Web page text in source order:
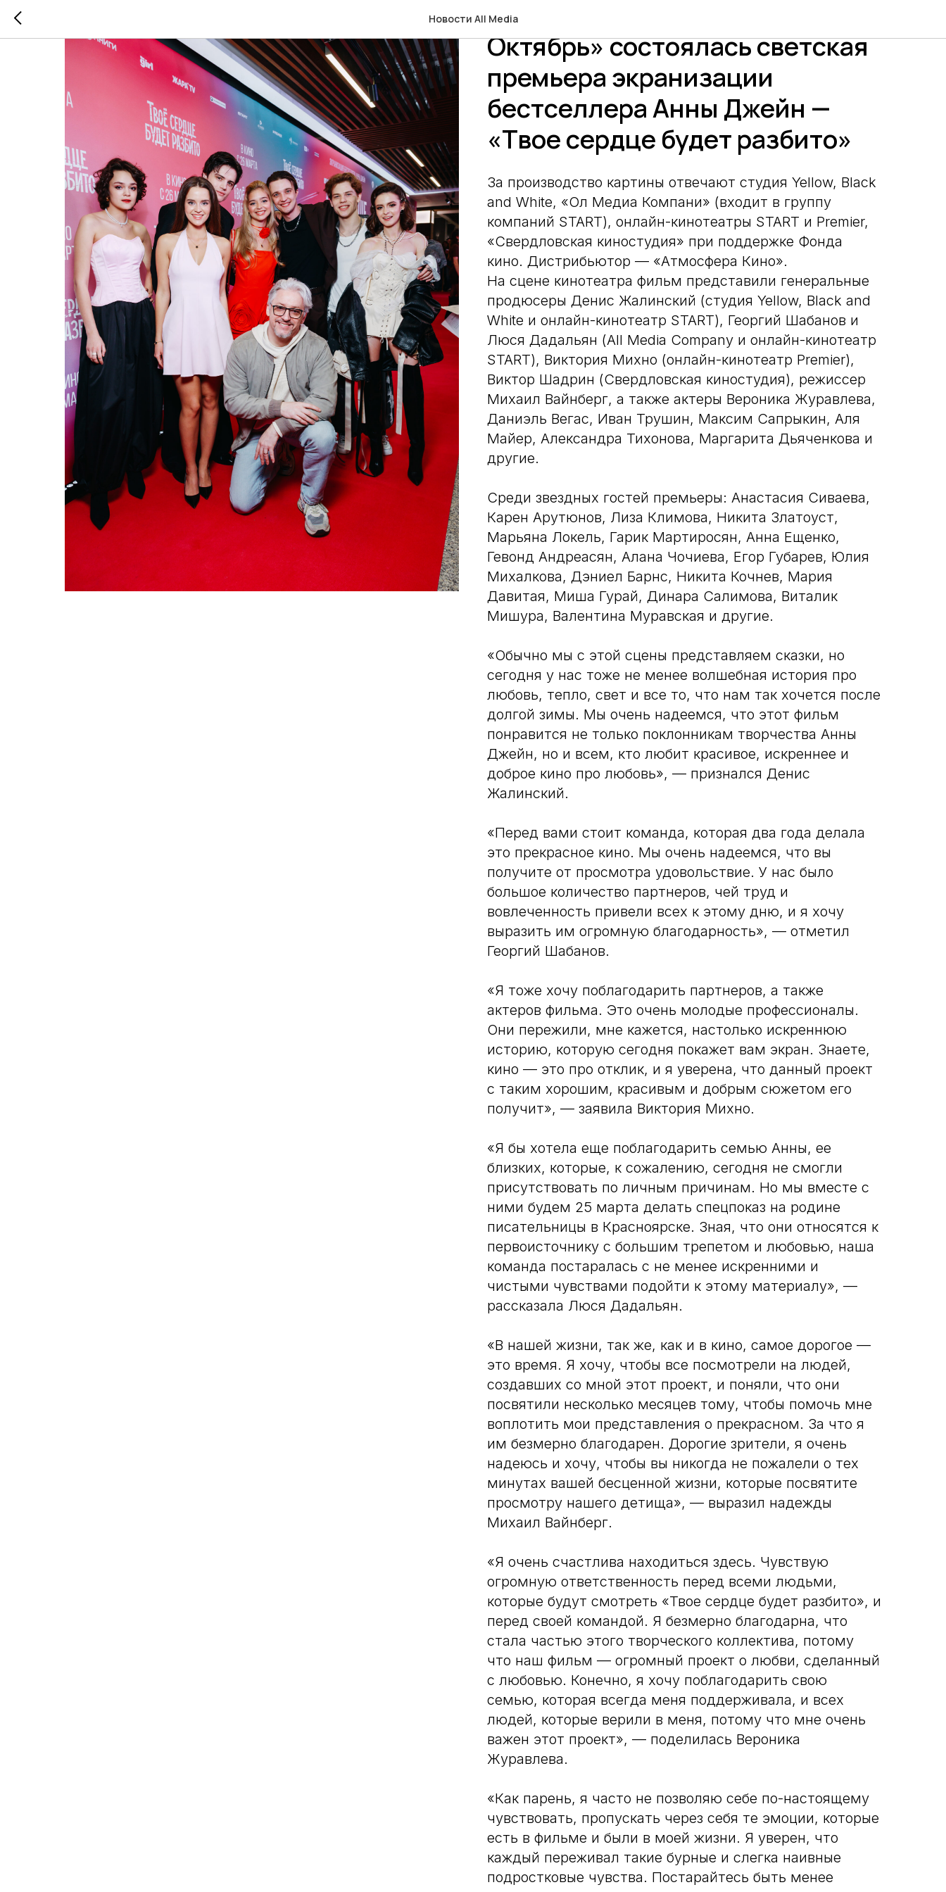
Новости All Media23 марта в кинотеатре «КАРО 11
Октябрь» состоялась светская
премьера экранизации
бестселлера Анны Джейн —
«Твое сердце будет разбито»
За производство картины отвечают студия Yellow, Black
and White, «Ол Медиа Компани» (входит в группу
компаний START), онлайн-кинотеатры START и Premier,
«Свердловская киностудия» при поддержке Фонда
кино. Дистрибьютор — «Атмосфера Кино».
На сцене кинотеатра фильм представили генеральные
продюсеры Денис Жалинский (студия Yellow, Black and
White и онлайн-кинотеатр START), Георгий Шабанов и
Люся Дадальян (All Media Company и онлайн-кинотеатр
START), Виктория Михно (онлайн-кинотеатр Premier),
Виктор Шадрин (Свердловская киностудия), режиссер
Михаил Вайнберг, а также актеры Вероника Журавлева,
Даниэль Вегас, Иван Трушин, Максим Сапрыкин, Аля
Майер, Александра Тихонова, Маргарита Дьяченкова и
другие.
Среди звездных гостей премьеры: Анастасия Сиваева,
Карен Арутюнов, Лиза Климова, Никита Златоуст,
Марьяна Локель, Гарик Мартиросян, Анна Ещенко,
Гевонд Андреасян, Алана Чочиева, Егор Губарев, Юлия
Михалкова, Дэниел Барнс, Никита Кочнев, Мария
Давитая, Миша Гурай, Динара Салимова, Виталик
Мишура, Валентина Муравская и другие.
«Обычно мы с этой сцены представляем сказки, но
сегодня у нас тоже не менее волшебная история про
любовь, тепло, свет и все то, что нам так хочется после
долгой зимы. Мы очень надеемся, что этот фильм
понравится не только поклонникам творчества Анны
Джейн, но и всем, кто любит красивое, искреннее и
доброе кино про любовь», — признался Денис
Жалинский.
«Перед вами стоит команда, которая два года делала
это прекрасное кино. Мы очень надеемся, что вы
получите от просмотра удовольствие. У нас было
большое количество партнеров, чей труд и
вовлеченность привели всех к этому дню, и я хочу
выразить им огромную благодарность», — отметил
Георгий Шабанов.
«Я тоже хочу поблагодарить партнеров, а также
актеров фильма. Это очень молодые профессионалы.
Они пережили, мне кажется, настолько искреннюю
историю, которую сегодня покажет вам экран. Знаете,
кино — это про отклик, и я уверена, что данный проект
с таким хорошим, красивым и добрым сюжетом его
получит», — заявила Виктория Михно.
«Я бы хотела еще поблагодарить семью Анны, ее
близких, которые, к сожалению, сегодня не смогли
присутствовать по личным причинам. Но мы вместе с
ними будем 25 марта делать спецпоказ на родине
писательницы в Красноярске. Зная, что они относятся к
первоисточнику с большим трепетом и любовью, наша
команда постаралась с не менее искренними и
чистыми чувствами подойти к этому материалу», —
рассказала Люся Дадальян.
«В нашей жизни, так же, как и в кино, самое дорогое —
это время. Я хочу, чтобы все посмотрели на людей,
создавших со мной этот проект, и поняли, что они
посвятили несколько месяцев тому, чтобы помочь мне
воплотить мои представления о прекрасном. За что я
им безмерно благодарен. Дорогие зрители, я очень
надеюсь и хочу, чтобы вы никогда не пожалели о тех
минутах вашей бесценной жизни, которые посвятите
просмотру нашего детища», — выразил надежды
Михаил Вайнберг.
«Я очень счастлива находиться здесь. Чувствую
огромную ответственность перед всеми людьми,
которые будут смотреть «Твое сердце будет разбито», и
перед своей командой. Я безмерно благодарна, что
стала частью этого творческого коллектива, потому
что наш фильм — огромный проект о любви, сделанный
с любовью. Конечно, я хочу поблагодарить свою
семью, которая всегда меня поддерживала, и всех
людей, которые верили в меня, потому что мне очень
важен этот проект», — поделилась Вероника
Журавлева.
«Как парень, я часто не позволяю себе по-настоящему
чувствовать, пропускать через себя те эмоции, которые
есть в фильме и были в моей жизни. Я уверен, что
каждый переживал такие бурные и слегка наивные
подростковые чувства. Постарайтесь быть менее